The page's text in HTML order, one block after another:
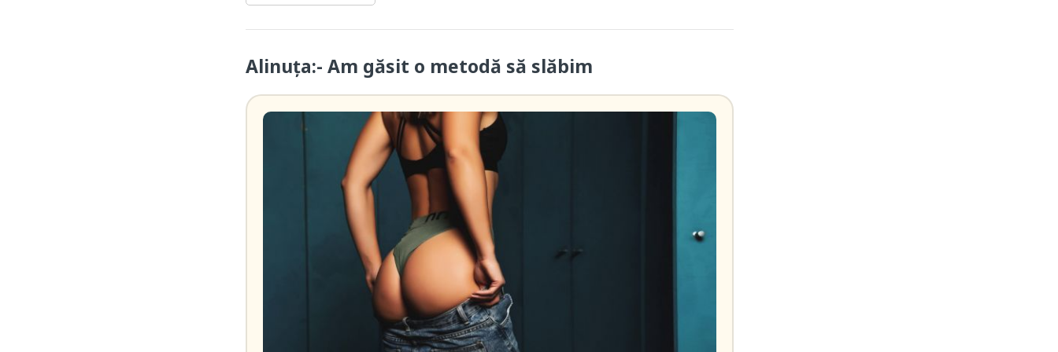
Alinuța:- Am găsit o metodă să slăbim